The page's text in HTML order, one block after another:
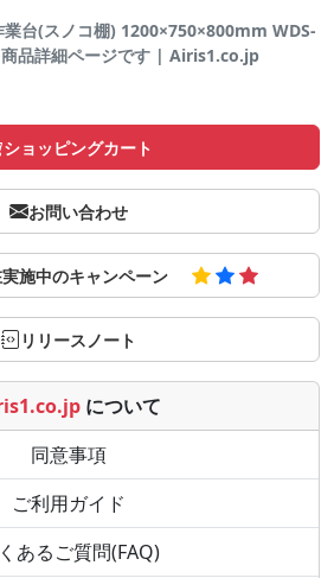
台(スノコ棚) 1200×750×800mm WDS-
品詳細ページです | Airis1.co.jp
ショッピングカート
お問い合わせ
施中のキャンペーン
リリースノート
について
同意事項
ご利用ガイド
あるご質問(FAQ)